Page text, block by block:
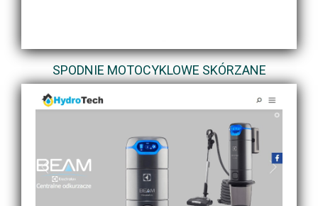
SPODNIE MOTOCYKLOWE SKÓRZANE